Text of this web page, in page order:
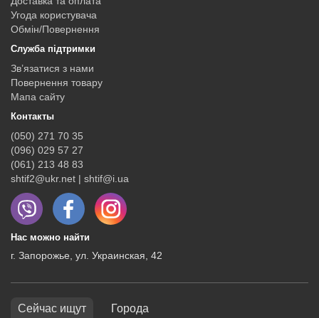
Угода користувача
Обмін/Повернення
Служба підтримки
Зв’язатися з нами
Повернення товару
Мапа сайту
Контакты
(050) 271 70 35
(096) 029 57 27
(061) 213 48 83
shtif2@ukr.net | shtif@i.ua
Нас можно найти
г. Запорожье, ул. Украинская, 42
Сейчас ищут Города